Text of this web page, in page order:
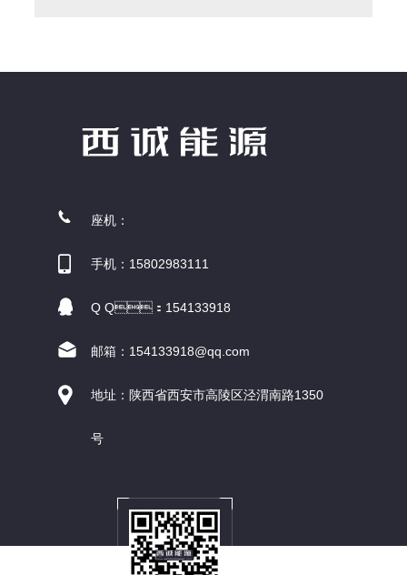
座机：
手机：15802983111
Q Q：154133918
邮箱：154133918@qq.com
地址：陕西省西安市高陵区泾渭南路1350
号